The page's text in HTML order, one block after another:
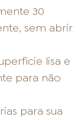
30
sem abrir
lisa e
para não
para sua